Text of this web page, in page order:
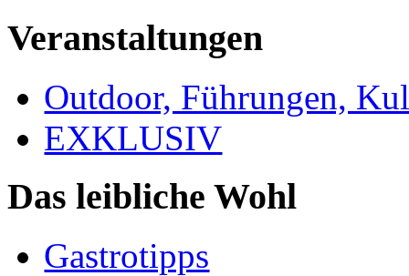
Veranstaltungen
Outdoor, Führungen,
EXKLUSIV
Das leibliche Wohl
Gastrotipps